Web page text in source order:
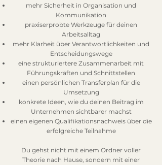
mehr Sicherheit in Organisation und
Kommunikation
praxiserprobte Werkzeuge für deinen
Arbeitsalltag
mehr Klarheit über Verantwortlichkeiten und
Entscheidungswege
eine strukturiertere Zusammenarbeit mit
Führungskräften und Schnittstellen
einen persönlichen Transferplan für die
Umsetzung
konkrete Ideen, wie du deinen Beitrag im
Unternehmen sichtbarer machst
einen eigenen Qualifikationsnachweis über die
erfolgreiche Teilnahme
Du gehst nicht mit einem Ordner voller
Theorie nach Hause, sondern mit einer